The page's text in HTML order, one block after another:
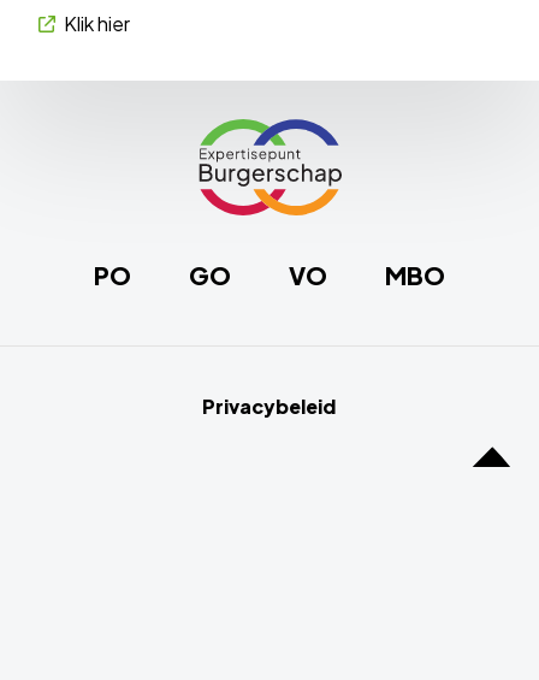
Klik hier
PO GO VO MBO
Privacybeleid